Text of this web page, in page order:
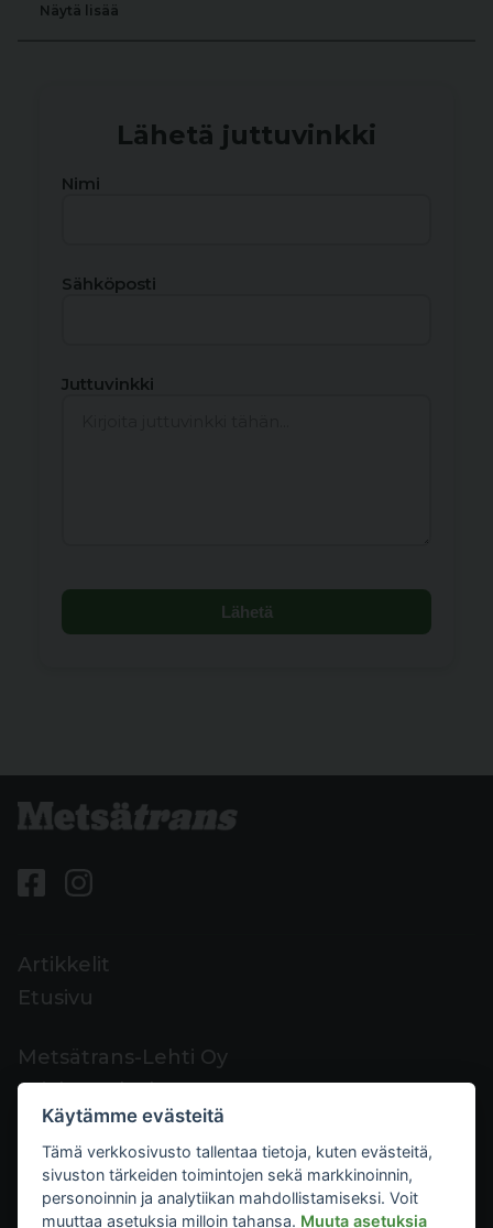
Näytä lisää
Lähetä juttuvinkki
Nimi
Sähköposti
Juttuvinkki
Lähetä
Artikkelit
Etusivu
Metsätrans-Lehti Oy
Asiakaspalvelu
Yhteystiedot
Palaute
Mediakortti
Käytämme evästeitä
Tämä verkkosivusto tallentaa tietoja, kuten evästeitä,
sivuston tärkeiden toimintojen sekä markkinoinnin,
personoinnin ja analytiikan mahdollistamiseksi. Voit
muuttaa asetuksia milloin tahansa. Muuta asetuksia